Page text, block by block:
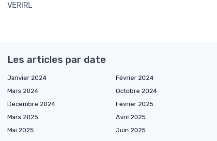
VERIRL
Les articles par date
Janvier 2024
Février 2024
Mars 2024
Octobre 2024
Décembre 2024
Février 2025
Mars 2025
Avril 2025
Mai 2025
Juin 2025